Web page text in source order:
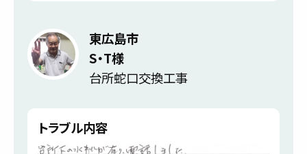
東広島市
S・T様
台所蛇口交換工事
トラブル内容